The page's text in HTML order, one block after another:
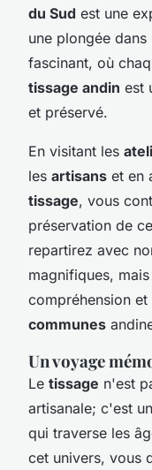
du Sud est une
une plongée dans
fascinant, où
tissage andin est
et préservé.
En visitant les
les artisans et en
tissage, vous
préservation de
repartirez avec
magnifiques,
compréhension
communes
Un voyage
Le tissage n'est
artisanale; c'est
qui traverse les
cet univers, vous